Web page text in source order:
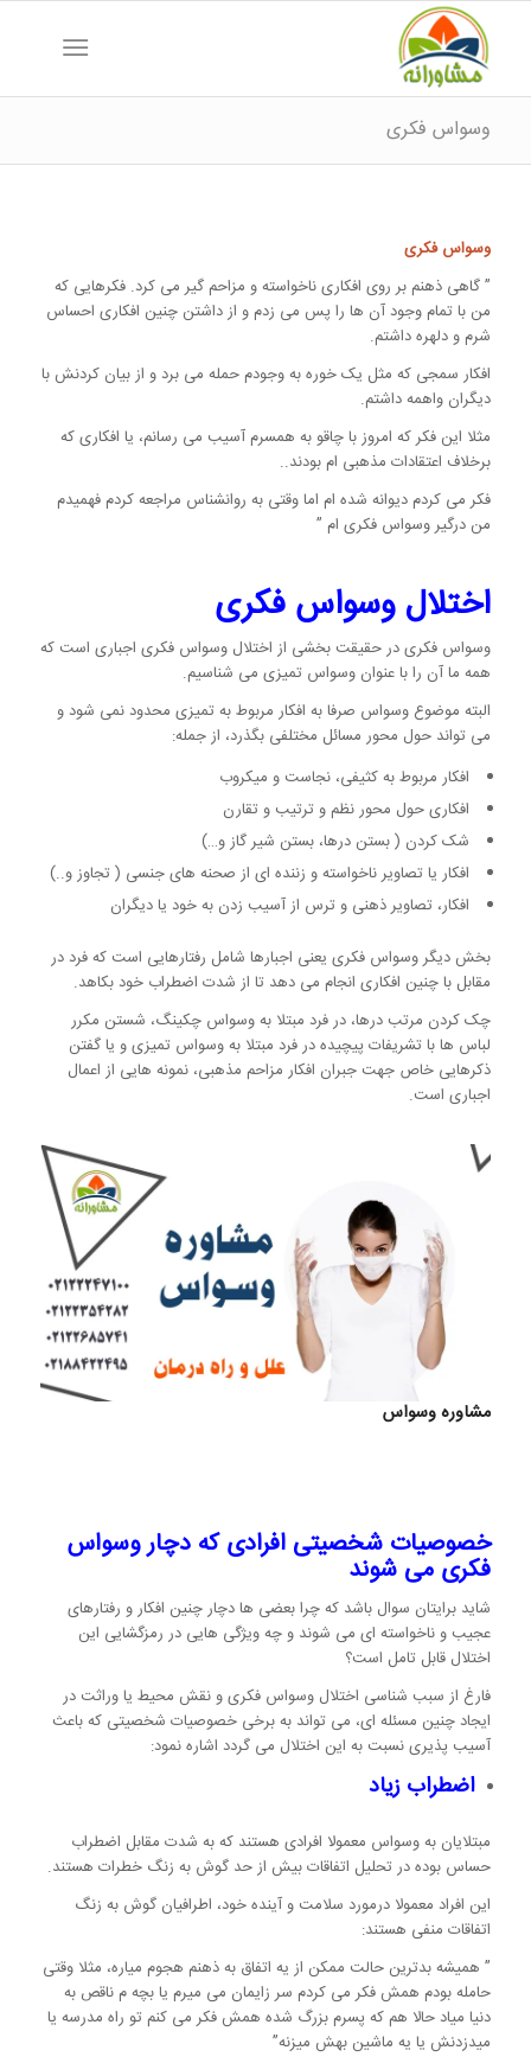
وسواس فکری
وسواس فکری
” گاهی ذهنم بر روی افکاری ناخواسته و مزاحم گیر می کرد. فکرهایی که
من با تمام وجود آن ها را پس می زدم و از داشتن چنین افکاری احساس
شرم و دلهره داشتم.
افکار سمجی که مثل یک خوره به وجودم حمله می برد و از بیان کردنش با
دیگران واهمه داشتم.
مثلا این فکر که امروز با چاقو به همسرم آسیب می رسانم، یا افکاری که
برخلاف اعتقادات مذهبی ام بودند..
فکر می کردم دیوانه شده ام اما وقتی به روانشناس مراجعه کردم فهمیدم
من درگیر وسواس فکری ام ”
اختلال وسواس فکری
وسواس فکری در حقیقت بخشی از اختلال وسواس فکری اجباری است که
همه ما آن را با عنوان وسواس تمیزی می شناسیم.
البته موضوع وسواس صرفا به افکار مربوط به تمیزی محدود نمی شود و
می تواند حول محور مسائل مختلفی بگذرد، از جمله:
افکار مربوط به کثیفی، نجاست و میکروب
افکاری حول محور نظم و ترتیب و تقارن
شک کردن ( بستن درها، بستن شیر گاز و…)
افکار یا تصاویر ناخواسته و زننده ای از صحنه های جنسی ( تجاوز و..)
افکار، تصاویر ذهنی و ترس از آسیب زدن به خود یا دیگران
بخش دیگر وسواس فکری یعنی اجبارها شامل رفتارهایی است که فرد در
مقابل با چنین افکاری انجام می دهد تا از شدت اضطراب خود بکاهد.
چک کردن مرتب درها، در فرد مبتلا به وسواس چکینگ، شستن مکرر
لباس ها با تشریفات پیچیده در فرد مبتلا به وسواس تمیزی و یا گفتن
ذکرهایی خاص جهت جبران افکار مزاحم مذهبی، نمونه هایی از اعمال
اجباری است.
مشاوره وسواس
خصوصیات شخصیتی افرادی که دچار وسواس
فکری می شوند
شاید برایتان سوال باشد که چرا بعضی ها دچار چنین افکار و رفتارهای
عجیب و ناخواسته ای می شوند و چه ویژگی هایی در رمزگشایی این
اختلال قابل تامل است؟
فارغ از سبب شناسی اختلال وسواس فکری و نقش محیط یا وراثت در
ایجاد چنین مسئله ای، می تواند به برخی خصوصیات شخصیتی که باعث
آسیب پذیری نسبت به این اختلال می گردد اشاره نمود:
اضطراب زیاد
مبتلایان به وسواس معمولا افرادی هستند که به شدت مقابل اضطراب
حساس بوده در تحلیل اتفاقات بیش از حد گوش به زنگ خطرات هستند.
این افراد معمولا درمورد سلامت و آینده خود، اطرافیان گوش به زنگ
اتفاقات منفی هستند:
” همیشه بدترین حالت ممکن از یه اتفاق به ذهنم هجوم میاره، مثلا وقتی
حامله بودم همش فکر می کردم سر زایمان می میرم یا بچه م ناقص به
دنیا میاد حالا هم که پسرم بزرگ شده همش فکر می کنم تو راه مدرسه یا
میدزدنش یا یه ماشین بهش میزنه”